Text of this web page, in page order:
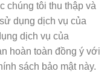
chúng tôi thu thập và
dụng dịch vụ của
dịch vụ của
hoàn toàn đồng ý với
sách bảo mật này.